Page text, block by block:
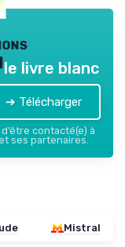
livre blanc
➔ Télécharger
contacté(e) à
ses partenaires.
Mistral